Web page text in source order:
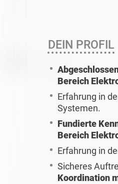
DEIN PROFIL
Bereich
Erfahrung in
Systemen.
Fundierte
Bereich
Erfahrung in
Sicheres
Koordination